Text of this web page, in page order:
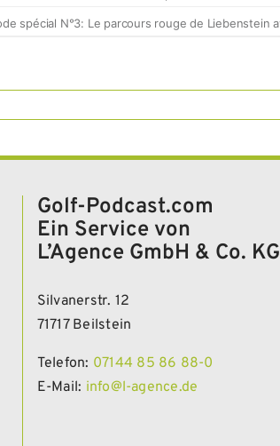
Golf-Podcast.com
Ein Service von
L’Agence GmbH & Co. KG
Silvanerstr. 12
71717 Beilstein
Telefon: 07144 85 86 88-0
E-Mail: info@l-agence.de